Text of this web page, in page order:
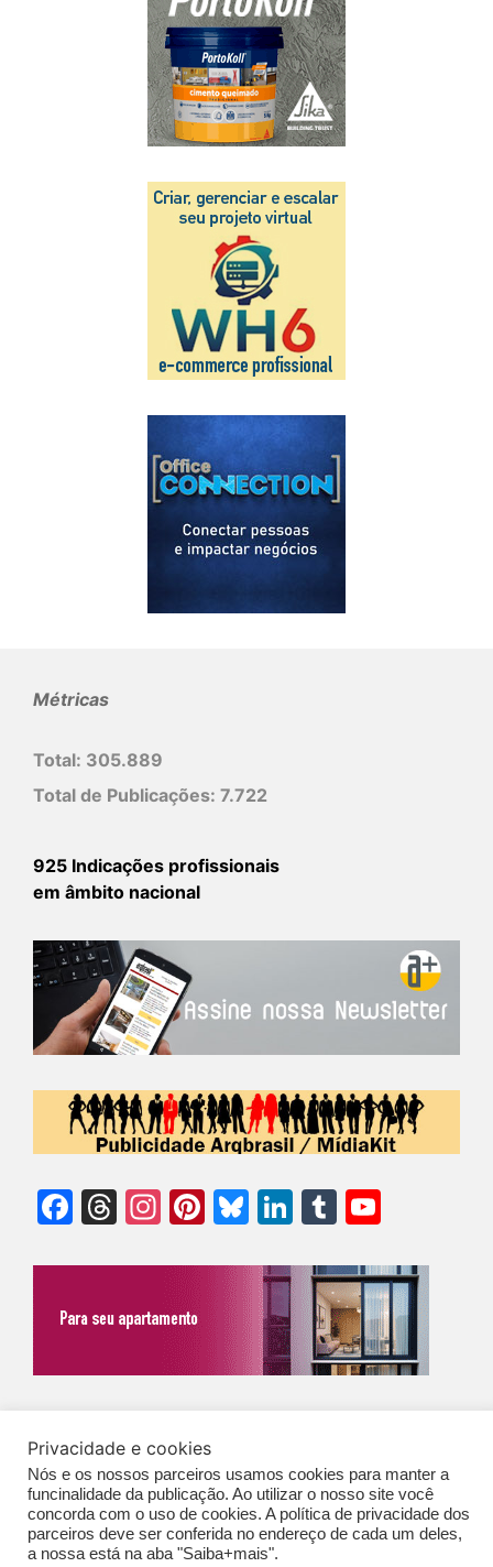
Métricas
Total: 305.889
Total de Publicações: 7.722
925 Indicações profissionais
em âmbito nacional
Facebook
Threads
Instagram
Pinterest
Bluesky
LinkedIn
Tumblr
Expediente | Contato | Newsletter
GERAIS DE PUBLICAÇÃO (CGP)
Privacidade e cookies
Nós e os nossos parceiros usamos cookies para manter a
funcinalidade da publicação. Ao utilizar o nosso site você
concorda com o uso de cookies. A política de privacidade dos
parceiros deve ser conferida no endereço de cada um deles,
a nossa está na aba "Saiba+mais".